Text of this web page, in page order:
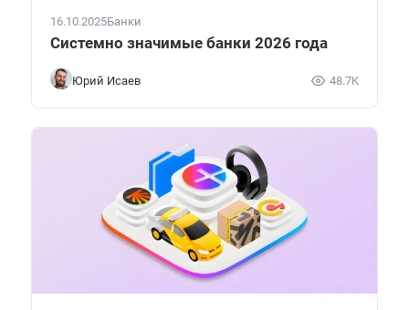
16.10.2025Банки
Системно значимые банки 2026 года
Юрий Исаев 48.7K